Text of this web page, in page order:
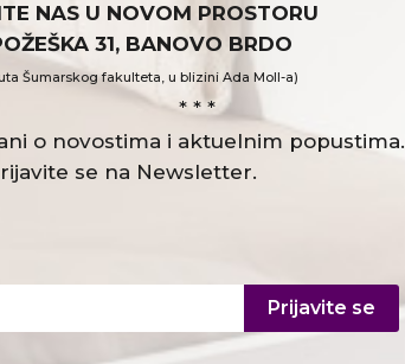
NAS U NOVOM PROSTORU
31, BANOVO BRDO
Šumarskog fakulteta, u blizini Ada Moll-a)
* * *
o novostima i aktuelnim popustima.
se na Newsletter.
Prijavite se